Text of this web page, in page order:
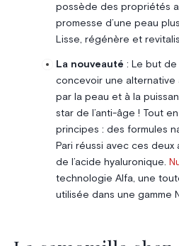
possède des propriétés
promesse d’une peau
Lisse, régénère et
La nouveauté : Le but
concevoir une alternative
par la peau et à la
star de l’anti-âge ! Tout
principes : des formules
Pari réussi avec ces
de l’acide hyaluronique.
technologie Alfa, une
utilisée dans une gamme